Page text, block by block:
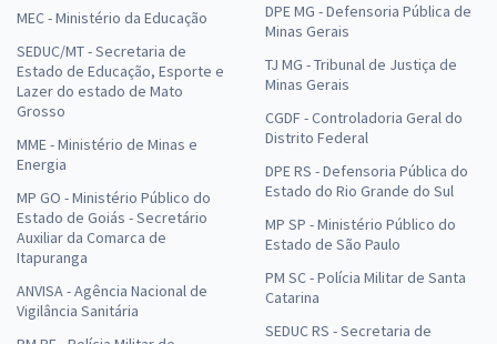
MEC - Ministério da Educação
SEDUC/MT - Secretaria de
Estado de Educação, Esporte e
Lazer do estado de Mato
Grosso
MME - Ministério de Minas e
Energia
MP GO - Ministério Público do
Estado de Goiás - Secretário
Auxiliar da Comarca de
Itapuranga
ANVISA - Agência Nacional de
Vigilância Sanitária
DPE MG - Defensoria Pública de
Minas Gerais
TJ MG - Tribunal de Justiça de
Minas Gerais
CGDF - Controladoria Geral do
Distrito Federal
DPE RS - Defensoria Pública do
Estado do Rio Grande do Sul
MP SP - Ministério Público do
Estado de São Paulo
PM SC - Polícia Militar de Santa
Catarina
SEDUC RS - Secretaria de